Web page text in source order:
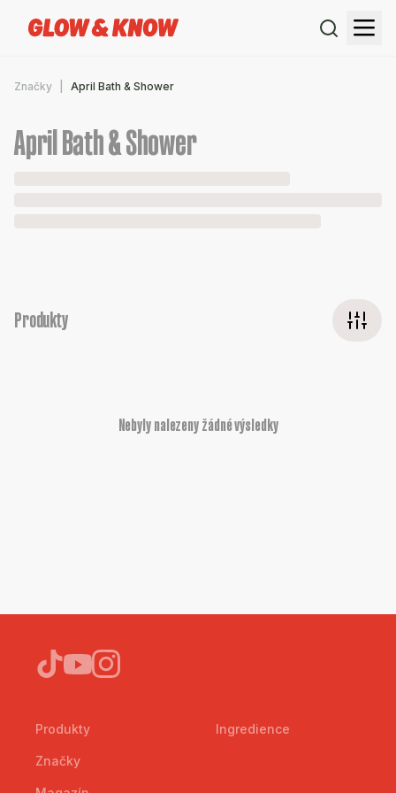
Značky April Bath & Shower
April Bath & Shower
Produkty
Nebyly nalezeny žádné výsledky
Produkty
Značky
Ingredience